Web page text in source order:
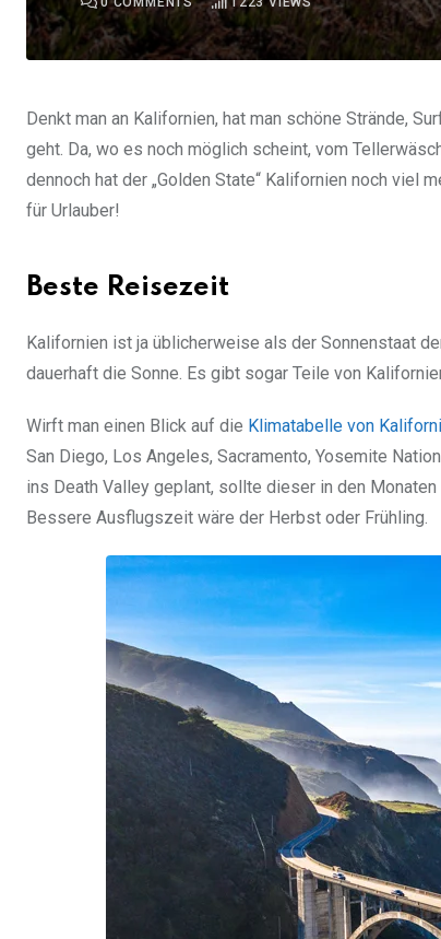
Denkt man an Kalifornien, hat man schöne Strände,
geht. Da, wo es noch möglich scheint, vom
dennoch hat der „Golden State“ Kalifornien noch viel
für Urlauber!
Beste Reisezeit
Kalifornien ist ja üblicherweise als der Sonnenstaat
dauerhaft die Sonne. Es gibt sogar Teile von
Wirft man einen Blick auf die Klimatabelle von
San Diego, Los Angeles, Sacramento, Yosemite
ins Death Valley geplant, sollte dieser in den
Bessere Ausflugszeit wäre der Herbst oder Frühling.